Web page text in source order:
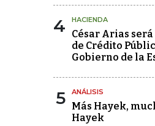
4 HACIENDA
César Arias
de Crédito
Gobierno de la
5 ANÁLISIS
Más Hayek,
Hayek